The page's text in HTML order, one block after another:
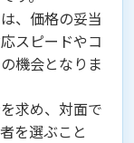
、価格の妥当
スピードやコ
機会となりま
求め、対面で
を選ぶこと